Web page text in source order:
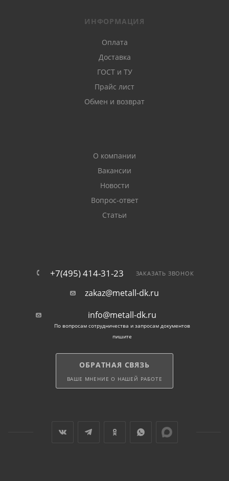
ИНФОРМАЦИЯ
Оплата
Доставка
ГОСТ и ТУ
Прайс лист
Обмен и возврат
О компании
Вакансии
Новости
Вопрос-ответ
Статьи
+7(495) 414-31-23 ЗАКАЗАТЬ ЗВОНОК
zakaz@metall-dk.ru
info@metall-dk.ru
По вопросам сотрудничества и запросам документов
пишите
ОБРАТНАЯ СВЯЗЬ
ВАШЕ МНЕНИЕ О НАШЕЙ РАБОТЕ